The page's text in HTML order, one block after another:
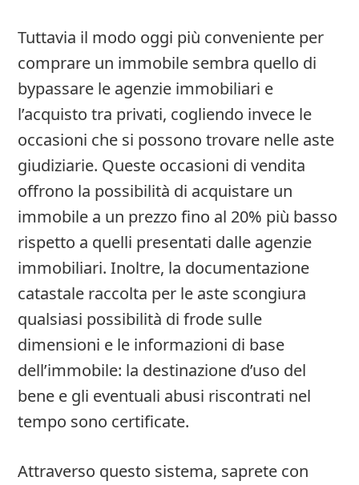
Tuttavia il modo oggi più conveniente per
comprare un immobile sembra quello di
bypassare le agenzie immobiliari e
l’acquisto tra privati, cogliendo invece le
occasioni che si possono trovare nelle aste
giudiziarie. Queste occasioni di vendita
offrono la possibilità di acquistare un
immobile a un prezzo fino al 20% più basso
rispetto a quelli presentati dalle agenzie
immobiliari. Inoltre, la documentazione
catastale raccolta per le aste scongiura
qualsiasi possibilità di frode sulle
dimensioni e le informazioni di base
dell’immobile: la destinazione d’uso del
bene e gli eventuali abusi riscontrati nel
tempo sono certificate.
Attraverso questo sistema, saprete con